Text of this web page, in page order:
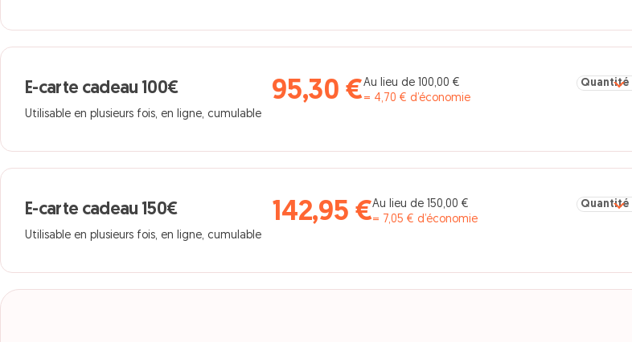
E-carte cadeau 100€
Utilisable en plusieurs fois, en ligne, cumulable
95,30 €Au lieu de 100,00 €
= 4,70 € d’économie
E-carte cadeau 150€
Utilisable en plusieurs fois, en ligne, cumulable
142,95 €Au lieu de 150,00 €
= 7,05 € d’économie